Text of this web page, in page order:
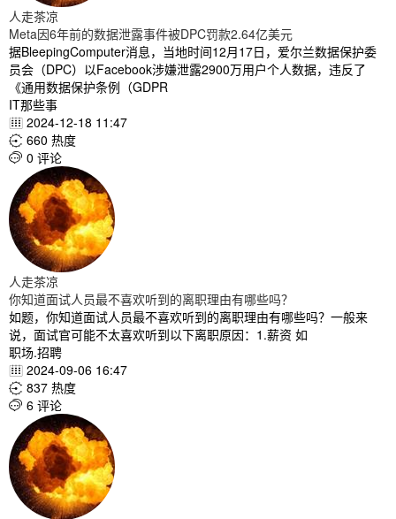
人走茶凉
Meta因6年前的数据泄露事件被DPC罚款2.64亿美元
据BleepingComputer消息，当地时间12月17日，爱尔兰数据保护委
员会（DPC）以Facebook涉嫌泄露2900万用户个人数据，违反了
《通用数据保护条例（GDPR
IT那些事
 2024-12-18 11:47
 660 热度
 0 评论
人走茶凉
你知道面试人员最不喜欢听到的离职理由有哪些吗？
如题，你知道面试人员最不喜欢听到的离职理由有哪些吗？一般来
说，面试官可能不太喜欢听到以下离职原因：1.薪资 如
职场.招聘
 2024-09-06 16:47
 837 热度
 6 评论